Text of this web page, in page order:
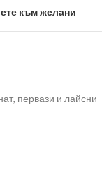
към желани
первази и лайсни